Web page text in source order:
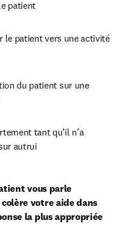
patient
le patient vers une activité
du patient sur une
tant qu’il n’a
autrui
vous parle
votre aide dans
la plus appropriée